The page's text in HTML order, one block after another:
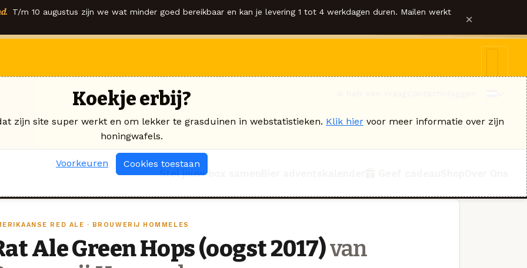
T/m 10 augustus zijn we wat minder goed bereikbaar en kan je levering 1 tot 4 werkdagen duren. Mailen werkt ×
Stel jouw box samen
RED ALE · BROUWERIJ HOMMELES
Ale Green Hops (oogst 2017)van
Koekje erbij?
zijn site super werkt en om lekker te grasduinen in webstatistieken. Klik hier voor meer informatie over zijn
honingwafels.
Voorkeuren Cookies toestaan